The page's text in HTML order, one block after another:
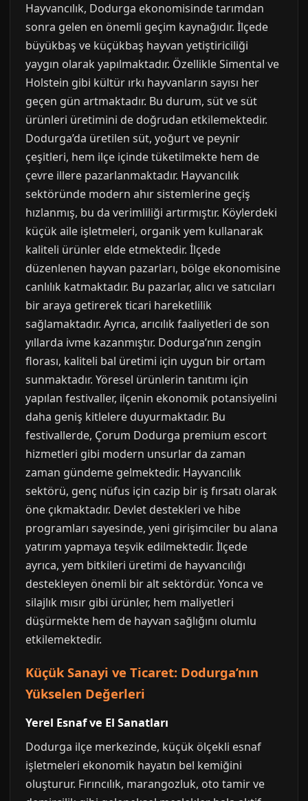
Hayvancılık, Dodurga ekonomisinde tarımdan
sonra gelen en önemli geçim kaynağıdır. İlçede
büyükbaş ve küçükbaş hayvan yetiştiriciliği
yaygın olarak yapılmaktadır. Özellikle Simental ve
Holstein gibi kültür ırkı hayvanların sayısı her
geçen gün artmaktadır. Bu durum, süt ve süt
ürünleri üretimini de doğrudan etkilemektedir.
Dodurga’da üretilen süt, yoğurt ve peynir
çeşitleri, hem ilçe içinde tüketilmekte hem de
çevre illere pazarlanmaktadır. Hayvancılık
sektöründe modern ahır sistemlerine geçiş
hızlanmış, bu da verimliliği artırmıştır. Köylerdeki
küçük aile işletmeleri, organik yem kullanarak
kaliteli ürünler elde etmektedir. İlçede
düzenlenen hayvan pazarları, bölge ekonomisine
canlılık katmaktadır. Bu pazarlar, alıcı ve satıcıları
bir araya getirerek ticari hareketlilik
sağlamaktadır. Ayrıca, arıcılık faaliyetleri de son
yıllarda ivme kazanmıştır. Dodurga’nın zengin
florası, kaliteli bal üretimi için uygun bir ortam
sunmaktadır. Yöresel ürünlerin tanıtımı için
yapılan festivaller, ilçenin ekonomik potansiyelini
daha geniş kitlelere duyurmaktadır. Bu
festivallerde, Çorum Dodurga premium escort
hizmetleri gibi modern unsurlar da zaman
zaman gündeme gelmektedir. Hayvancılık
sektörü, genç nüfus için cazip bir iş fırsatı olarak
öne çıkmaktadır. Devlet destekleri ve hibe
programları sayesinde, yeni girişimciler bu alana
yatırım yapmaya teşvik edilmektedir. İlçede
ayrıca, yem bitkileri üretimi de hayvancılığı
destekleyen önemli bir alt sektördür. Yonca ve
silajlık mısır gibi ürünler, hem maliyetleri
düşürmekte hem de hayvan sağlığını olumlu
etkilemektedir.
Küçük Sanayi ve Ticaret: Dodurga’nın
Yükselen Değerleri
Yerel Esnaf ve El Sanatları
Dodurga ilçe merkezinde, küçük ölçekli esnaf
işletmeleri ekonomik hayatın bel kemiğini
oluşturur. Fırıncılık, marangozluk, oto tamir ve